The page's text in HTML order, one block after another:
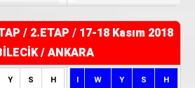
/ 2.ETAP / 17-18 Kasım 2018
/ ANKARA
Y S H I W Y S H